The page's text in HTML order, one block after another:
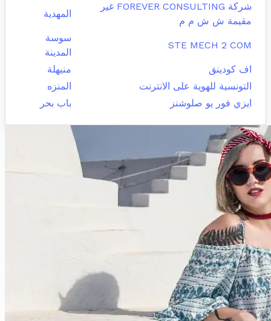
شركة FOREVER CONSULTING غير
مقيمة ش ش م م
المهدية
STE MECH 2 COM
سوسة
المدينة
اف كودينق
منيهلة
التونسية للهوية على الانترنت
المنزه
ايزي فور يو صلوشنز
باب بحر